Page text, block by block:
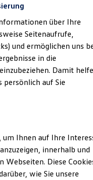
Volkswagen
ist die Grützner
Anklam
über Ihre
Seitenaufrufe,
und ermöglichen uns
in die
Damit
persönlich auf Sie
um Ihnen auf Ihre
innerhalb und
Webseiten. Diese
wie Sie unsere